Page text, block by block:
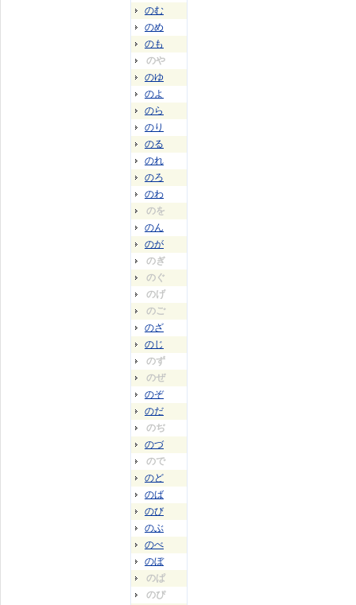
のむ
のめ
のも
のや
のゆ
のよ
のら
のり
のる
のれ
のろ
のわ
のを
のん
のが
のぎ
のぐ
のげ
のご
のざ
のじ
のず
のぜ
のぞ
のだ
のぢ
のづ
ので
のど
のば
のび
のぶ
のべ
のぼ
のぱ
のぴ